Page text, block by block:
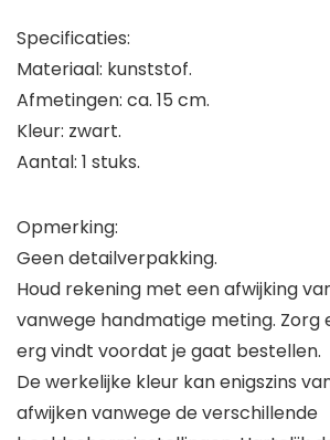
Specificaties:
Materiaal: kunststof.
Afmetingen: ca. 15 cm.
Kleur: zwart.
Aantal: 1 stuks.
Opmerking:
Geen detailverpakking.
Houd rekening met een afwijking
vanwege handmatige meting. Zorg
erg vindt voordat je gaat bestellen.
De werkelijke kleur kan enigszins
afwijken vanwege de verschillende